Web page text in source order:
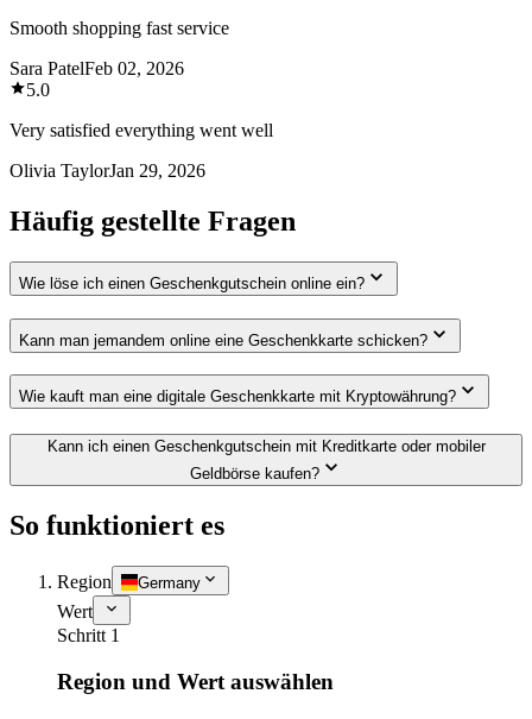
Smooth shopping fast service
Sara PatelFeb 02, 2026
5.0
Very satisfied everything went well
Olivia TaylorJan 29, 2026
Häufig gestellte Fragen
Wie löse ich einen Geschenkgutschein online ein?
Kann man jemandem online eine Geschenkkarte schicken?
Wie kauft man eine digitale Geschenkkarte mit Kryptowährung?
Kann ich einen Geschenkgutschein mit Kreditkarte oder mobiler
Geldbörse kaufen?
So funktioniert es
Region Germany
Wert
Schritt 1
Region und Wert auswählen